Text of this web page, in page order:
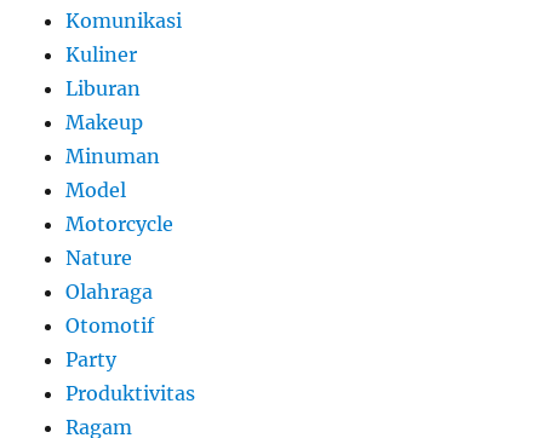
Komunikasi
Kuliner
Liburan
Makeup
Minuman
Model
Motorcycle
Nature
Olahraga
Otomotif
Party
Produktivitas
Ragam